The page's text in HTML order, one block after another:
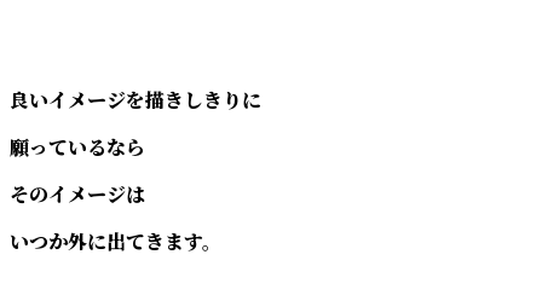
良いイメージを描きしきりに
願っているなら
そのイメージは
いつか外に出てきます。